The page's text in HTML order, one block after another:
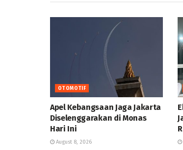
OTOMOTIF
Apel Kebangsaan Jaga Jakarta
Diselenggarakan di Monas
Hari Ini
August 8, 2026